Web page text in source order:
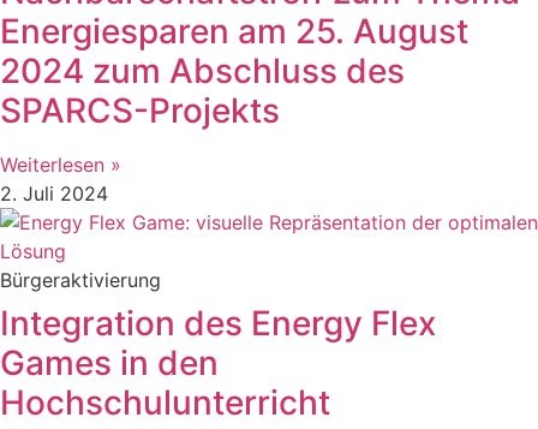
Energiesparen am 25. August
2024 zum Abschluss des
SPARCS-Projekts
Weiterlesen »
2. Juli 2024
Bürgeraktivierung
Integration des Energy Flex
Games in den
Hochschulunterricht